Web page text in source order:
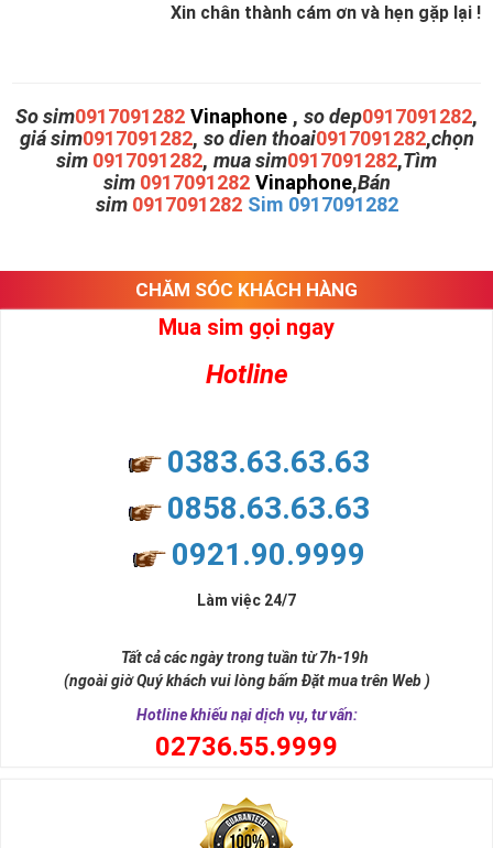
Xin chân thành cám ơn và hẹn gặp lại !
So sim0917091282 Vinaphone , so dep0917091282,
giá sim0917091282, so dien thoai0917091282,chọn
sim 0917091282, mua sim0917091282,Tìm
sim 0917091282 Vinaphone,Bán
sim 0917091282 Sim 0917091282
CHĂM SÓC KHÁCH HÀNG
Mua sim gọi ngay
Hotline
0383.63.63.63
0858.63.63.63
0921.90.9999
Làm việc 24/7
Tất cả các ngày trong tuần từ 7h-19h
(ngoài giờ Quý khách vui lòng bấm Đặt mua trên Web )
Hotline khiếu nại dịch vụ, tư vấn:
02736.55.9999